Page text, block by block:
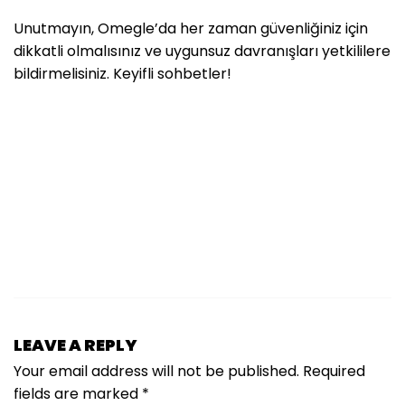
Unutmayın, Omegle’da her zaman güvenliğiniz için
dikkatli olmalısınız ve uygunsuz davranışları yetkililere
bildirmelisiniz. Keyifli sohbetler!
LEAVE A REPLY
Your email address will not be published. Required
fields are marked *